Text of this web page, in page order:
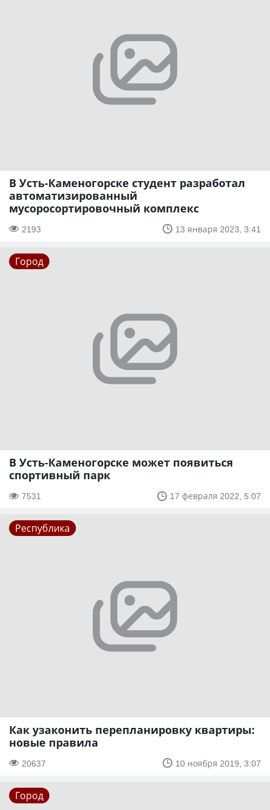
В Усть-Каменогорске студент разработал
автоматизированный
мусоросортировочный комплекс
2193 13 января 2023, 3:41
Город
В Усть-Каменогорске может появиться
спортивный парк
7531 17 февраля 2022, 5:07
Республика
Как узаконить перепланировку квартиры:
новые правила
20637 10 ноября 2019, 3:07
Город